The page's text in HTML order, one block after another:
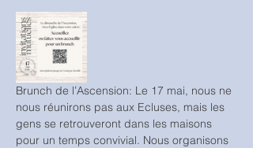
Brunch de l’Ascension: Le 17 mai, nous ne
nous réunirons pas aux Ecluses, mais les
gens se retrouveront dans les maisons
pour un temps convivial. Nous organisons